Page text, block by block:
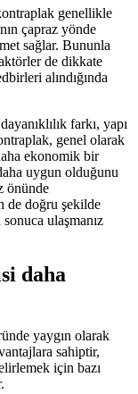
genellikle
çapraz yönde
sağlar. Bununla
de dikkate
alındığında
farkı, yapı
genel olarak
ekonomik bir
uygun olduğunu
önünde
de doğru şekilde
ulaşmanız
daha
yaygın olarak
sahiptir,
için bazı